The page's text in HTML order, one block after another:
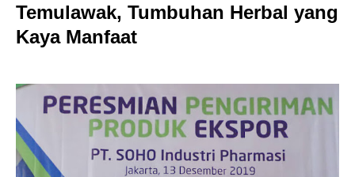
Temulawak, Tumbuhan Herbal yang
Kaya Manfaat